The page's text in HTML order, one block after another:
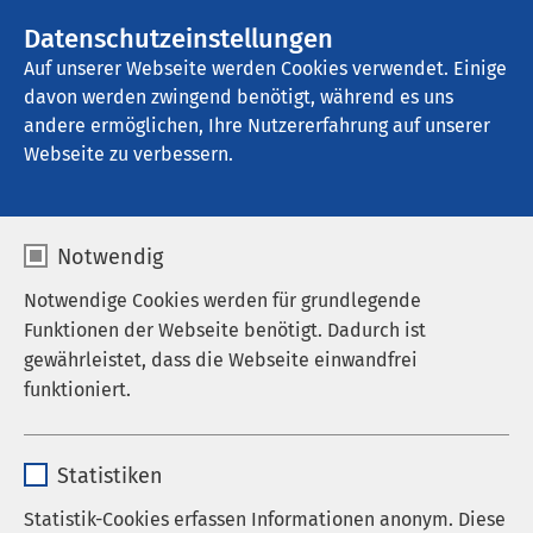
Datenschutzeinstellungen
Auf unserer Webseite werden Cookies verwendet. Einige
davon werden zwingend benötigt, während es uns
andere ermöglichen, Ihre Nutzererfahrung auf unserer
Webseite zu verbessern.
Notwendig
Notwendige Cookies werden für grundlegende
Funktionen der Webseite benötigt. Dadurch ist
gewährleistet, dass die Webseite einwandfrei
funktioniert.
Anbieter sgalinski
Statistiken
Statistik-Cookies erfassen Informationen anonym. Diese
AMEOS Klinikum Haldensleben
Ambulante Ergotherapie
Die Ergotherapie unterstützt und begleitet
Menschen jeden Alters, die in ihrer
Einschränkungen bedroht sind.
zielgerichtete Übungen kann die Selbstständigkeit